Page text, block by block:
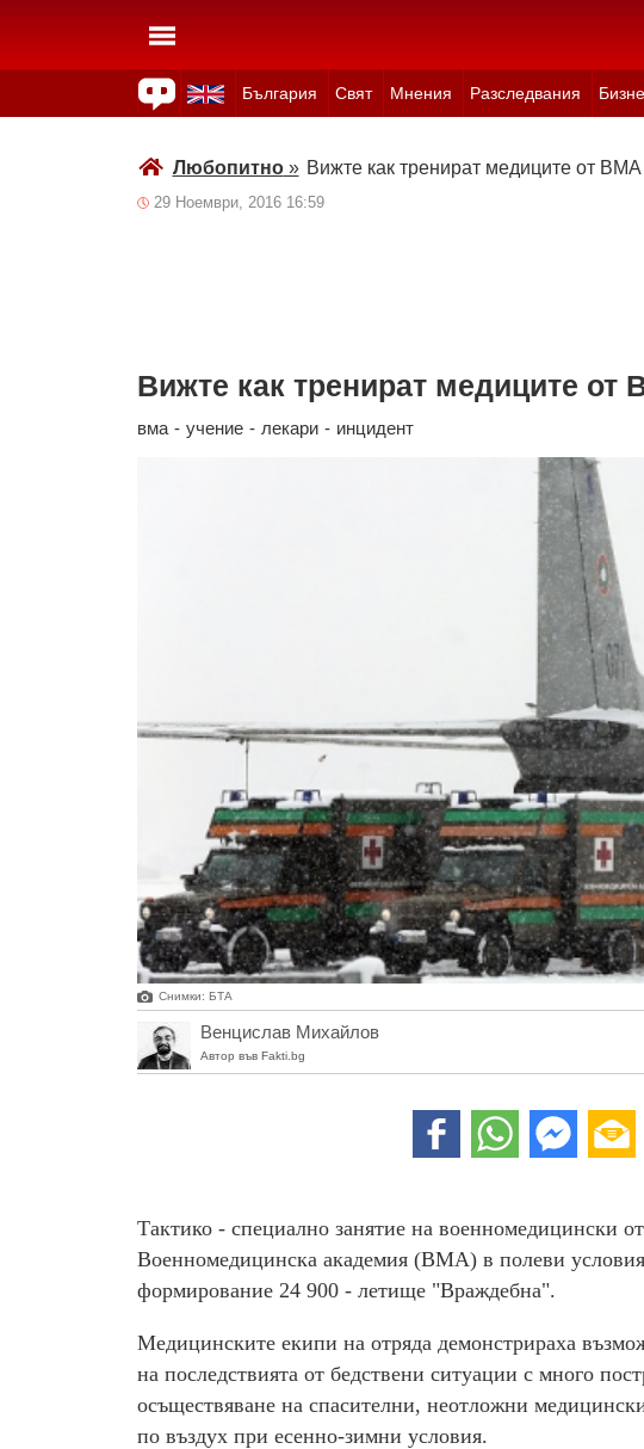
България Свят Мнения Разследвания
Любопитно» Вижте как тренират медиците от
29 Ноември, 2016 16:59
Вижте как тренират медиците
вма - учение - лекари - инцидент
Снимки: БТА
Венцислав Михайлов
Автор във Fakti.bg
Тактико - специално занятие на военномедицински
Военномедицинска академия (ВМА) в полеви условия
формирование 24 900 - летище "Враждебна".
Медицинските екипи на отряда демонстрираха
на последствията от бедствени ситуации с много
осъществяване на спасителни, неотложни
по въздух при есенно-зимни условия.